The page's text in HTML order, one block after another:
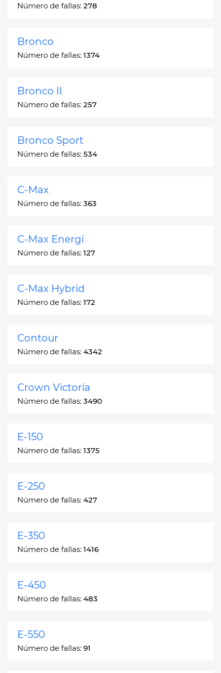
Número de fallas: 278
Bronco
Número de fallas: 1374
Bronco II
Número de fallas: 257
Bronco Sport
Número de fallas: 534
C-Max
Número de fallas: 363
C-Max Energi
Número de fallas: 127
C-Max Hybrid
Número de fallas: 172
Contour
Número de fallas: 4342
Crown Victoria
Número de fallas: 3490
E-150
Número de fallas: 1375
E-250
Número de fallas: 427
E-350
Número de fallas: 1416
E-450
Número de fallas: 483
E-550
Número de fallas: 91